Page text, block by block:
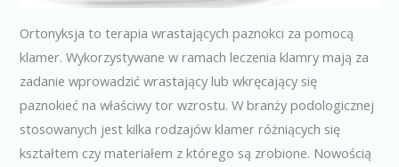
Ortonyksja to terapia wrastających paznokci za pomocą
klamer. Wykorzystywane w ramach leczenia klamry mają za
zadanie wprowadzić wrastający lub wkręcający się
paznokieć na właściwy tor wzrostu. W branży podologicznej
stosowanych jest kilka rodzajów klamer różniących się
kształtem czy materiałem z którego są zrobione. Nowością